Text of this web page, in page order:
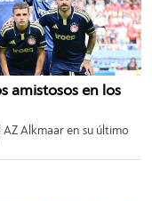
amistosos en los
Alkmaar en su último